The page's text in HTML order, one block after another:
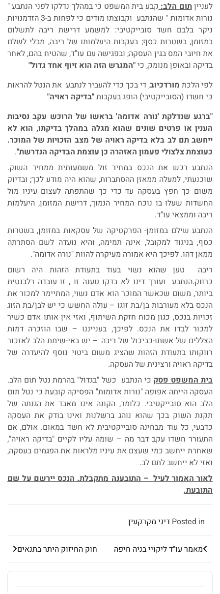
לענייןתום הלב:קבע בית המשפט כי במהלך נדלקו לפני הנתבע "
נורות אדומות " שהנתבע וקבוצתו מודים כי לפחות ב-3 הזדמנויות
ניקר בלבם חשד סובייקטיבי: למשמע דרישת ריבה לתשלום
במזומן, בשטרות כסף; בעקבות היעלמותו של ריבה, מבלי לשלם
את חיובי המס בגין העסקה; ובפגישה עם עו"ד, שהטיח בהם, לאחר
בדיקה ובאופן מנומק, כי"המגרש הזה הוא זיוף אחד גדול"
לפי הלכת מורדכיוב, די בכך כדי להעביר לנתבע את הנטל להראות
כי חשדו (הסובייקטיבי) הופג בעקבות"בדיקה ראויה"
"ברגע שנדלקת 'נורה אדומה' בראשו של הרוכש עקב נסיבות
הענין או פרטים שונים שהוא מגלה במהלך בדיקתו, הוא לא
ייחשב תם לב בלא בדיקה ראויה של מצב הזכויות של המוכר.
כעוצמת צלצולי פעמון האזהרה כן עוצמת הבדיקה הנדרשת".
הנתבע רכש את הנכס במחיר זול משמעותית ממחיר השוק.
שוכנעתי, למעלה ממאזן ההסתברות, שהוא היה מודע לכך; ובדיוק
משום כך חפץ בעסקה עד כדי כך שהתפתה לעצום עיניו מול
החשדות שעלו בו נוכח המחיר הנמוך, דרישת המזומן, היעלמות
ריבה וממצאי עו"ד.
הנתבע שילם במזומן- הפרקטיקה של עסקאות במזומן, בשטרות
כסף, בניגוד למקובל, אינה תמימה, והיא נועדה לשם הסתרתה
ממאן דהו. לפיכך היא אמורה מעיקרה להוות "נורה אדומה".
ריבה טען שהוא נשוי בעוד בתעודת הזהות היה רשום
כרווק.הנתבע ועורך דינו לא בדקו טענה זו , זו עובדה רלבנטית
ביותר, משום שכאשר המוכר הוא אדם נשוי, המתיימר למכור את
הנכס בלא מעורבות בן/בת זוגו – עולה החשש כי יש לבן/בת הזוג
זכויות בנכס, כגון מכוח חזקת השיתוף, ואזי אין אותו אדם כשיר
למכור לבדו את הנכס. לפיכך, בענייננו – שבו הוזכרה דמות
הצללים של אשתו-כביכול של ריבה – יש באי-שימת הלב לאזכור
רווקותו בתעודת הזהות שהציג משום ביטוי נוסף להיעדרה של
בדיקה ראויה ורצינית של העסקה.
בית המשפט פסק כי הנתבע כשל "בגדול" בהרמת נטל תום הלב.
העסקה הייתה אפופה "נורות אדומות" הפסיקה קובעת כי נטל תום
הלב הוא סובייקטיבי. כלומר, הקונה אינו מאבד את הגנתה של
תקנת השוק בכך שהוא נוהג ברשלנות ואינו בודק את העסקה
כדבעי, כל עוד מבחינה סובייקטיבית לא חשד במאום. אולם, אם
התעורר חשדו עקב דבר מה – שומה עליו לקיים "בדיקה ראויה",
שאחרת ייחשב כמי שעצם את עיניו מלראות את הפגמים בעסקה,
ואזי לא ייחשב לתם לב.
לאור האמור לעיל – התובענה מתקבלת. הנכס יירשם על שם
התובעת.
Posted in דיני מקרקעין
מאמר עו"ד ליקויי בניה חיפה חוק החיזוק היתר בתנאים